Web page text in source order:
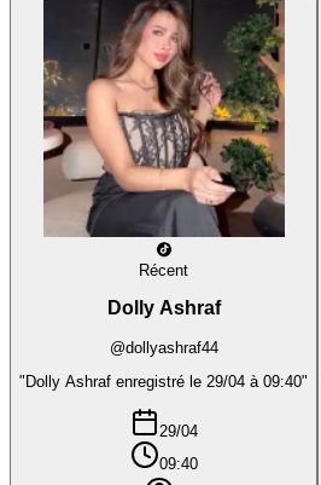
Récent
Dolly Ashraf
@dollyashraf44
"Dolly Ashraf enregistré le 29/04 à 09:40"
29/04
09:40